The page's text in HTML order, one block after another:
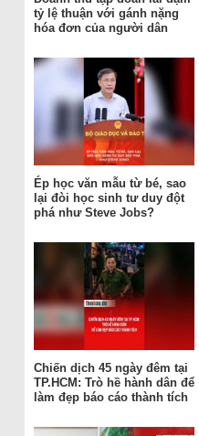
tỷ lệ thuận với gánh nặng
hóa đơn của người dân
Ép học văn mẫu từ bé, sao
lại đòi học sinh tư duy đột
phá như Steve Jobs?
Chiến dịch 45 ngày đêm tại
TP.HCM: Trò hề hành dân để
làm đẹp báo cáo thành tích